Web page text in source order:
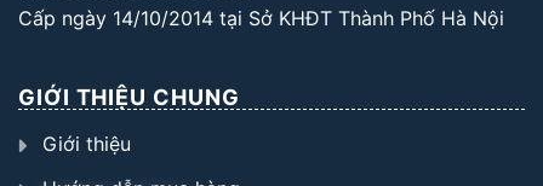
Cấp ngày 14/10/2014 tại Sở KHĐT Thành Phố Hà Nội
GIỚI THIỆU CHUNG
Giới thiệu